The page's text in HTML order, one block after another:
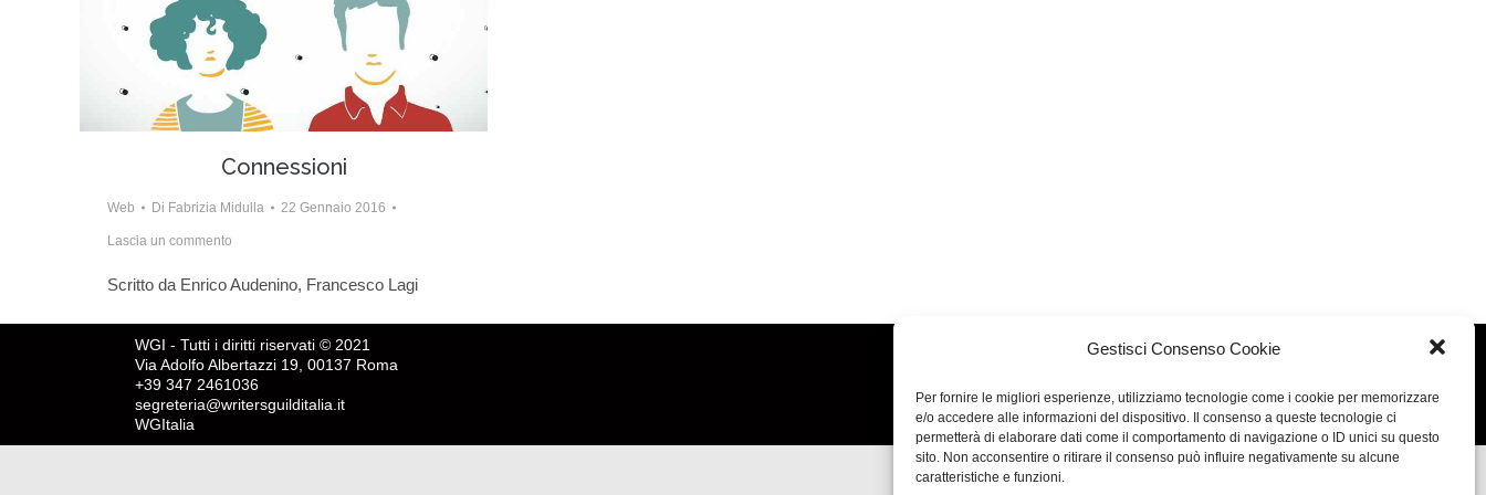
Gestisci Consenso Cookie
Per fornire le migliori esperienze, utilizziamo tecnologie come i cookie per memorizzare
e/o accedere alle informazioni del dispositivo. Il consenso a queste tecnologie ci
permetterà di elaborare dati come il comportamento di navigazione o ID unici su questo
sito. Non acconsentire o ritirare il consenso può influire negativamente su alcune
caratteristiche e funzioni.
Connessioni
Web Di Fabrizia Midulla 22 Gennaio 2016
Lascia un commento
Scritto da Enrico Audenino, Francesco Lagi
WGI - Tutti i diritti riservati © 2021
Via Adolfo Albertazzi 19, 00137 Roma
+39 347 2461036
segreteria@writersguilditalia.it
WGItalia
Cookie & Privacy Policy